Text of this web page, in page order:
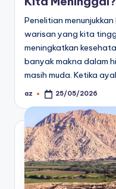
Penelitian
warisan yang kita
meningkatkan
banyak makna dalam
masih muda. Ketika
Posted
az 25/05/2026